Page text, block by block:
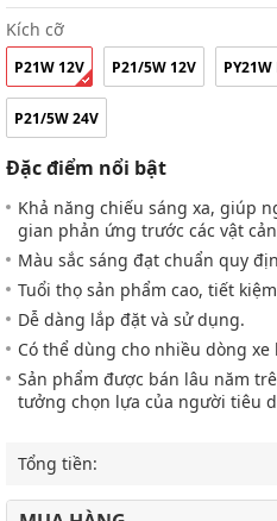
Kích cỡ
P21W 12V P21/5W 12V
P21/5W 24V
Đặc điểm nổi bật
Khả năng chiếu sáng xa, giúp
gian phản ứng trước các vật
Màu sắc sáng đạt chuẩn quy
Tuổi thọ sản phẩm cao, tiết
Dễ dàng lắp đặt và sử dụng.
Có thể dùng cho nhiều dòng xe
Sản phẩm được bán lâu năm
tưởng chọn lựa của người tiêu
Tổng tiền: